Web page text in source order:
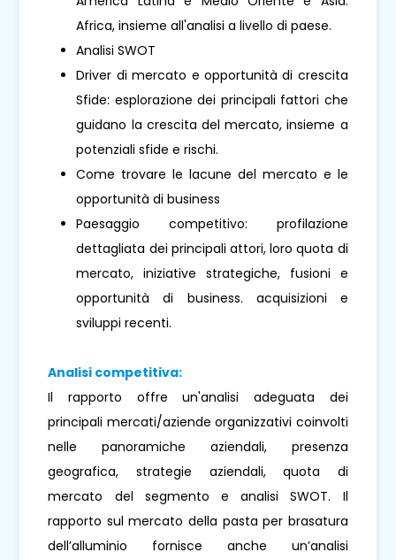
Africa, insieme all'analisi a livello di paese.
Analisi SWOT
Driver di mercato e opportunità di crescita
Sfide: esplorazione dei principali fattori che
guidano la crescita del mercato, insieme a
potenziali sfide e rischi.
Come trovare le lacune del mercato e le
opportunità di business
Paesaggio competitivo: profilazione
dettagliata dei principali attori, loro quota di
mercato, iniziative strategiche, fusioni e
opportunità di business. acquisizioni e
sviluppi recenti.
Analisi competitiva:
Il rapporto offre un'analisi adeguata dei
principali mercati/aziende organizzativi coinvolti
nelle panoramiche aziendali, presenza
geografica, strategie aziendali, quota di
mercato del segmento e analisi SWOT. Il
rapporto sul mercato della pasta per brasatura
dell’alluminio fornisce anche un’analisi